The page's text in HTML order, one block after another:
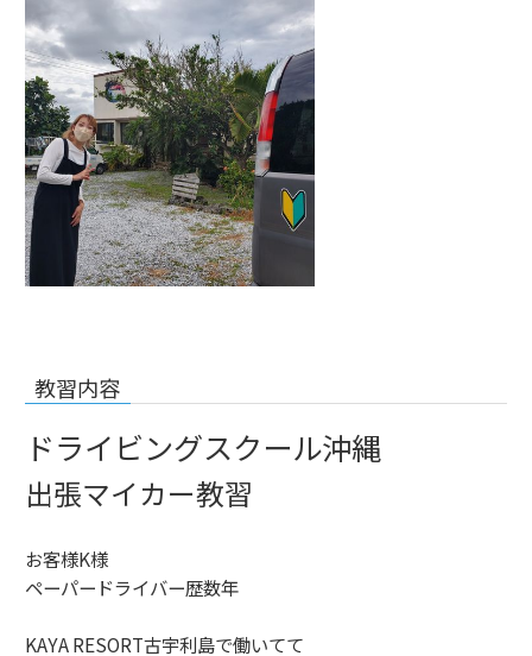
教習内容
ドライビングスクール沖縄
出張マイカー教習
お客様K様
ペーパードライバー歴数年
KAYA RESORT古宇利島で働いてて